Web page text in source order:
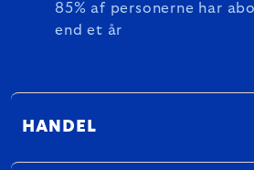
85% af personerne har
end et år
HANDEL